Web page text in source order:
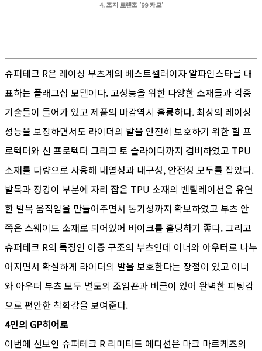
4. ​조지 로렌조 ’99 카모’
슈퍼테크 R은 레이싱 부츠계의 베스트셀러이자 알파인스타를 대
표하는 플래그십 모델이다. 고성능을 위한 다양한 소재들과 각종
기술들이 들어가 있고 제품의 마감역시 훌륭하다. 최상의 레이싱
성능을 보장하면서도 라이더의 발을 안전히 보호하기 위한 힐 프
로텍터와 신 프로텍터 그리고 토 슬라이더까지 겸비하였고 TPU
소재를 다량으로 사용해 내열성과 내구성, 안전성 모두를 잡았다.
발목과 정강이 부분에 자리 잡은 TPU 소재의 벤틸레이션은 유연
한 발목 움직임을 만들어주면서 통기성까지 확보하였고 부츠 안
쪽은 스웨이드 소재로 되어있어 바이크를 홀딩하기 좋다. 그리고
슈퍼테크 R의 특징인 이중 구조의 부츠인데 이너와 아우터로 나누
어지면서 확실하게 라이더의 발을 보호한다는 장점이 있고 이너
와 아우터 부츠 모두 별도의 조임끈과 버클이 있어 완벽한 피팅감
으로 편안한 착화감을 보여준다.
4인의 GP히어로
이번에 선보인 슈퍼테크 R 리미티드 에디션은 마크 마르케즈의